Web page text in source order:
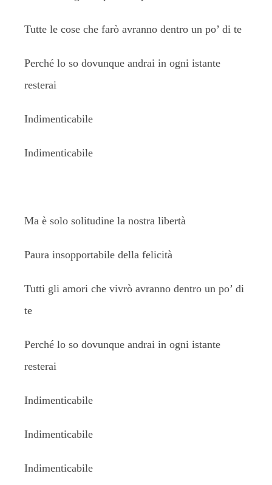
Tutte le cose che farò avranno dentro un po’ di te
Perché lo so dovunque andrai in ogni istante
resterai
Indimenticabile
Indimenticabile
Ma è solo solitudine la nostra libertà
Paura insopportabile della felicità
Tutti gli amori che vivrò avranno dentro un po’ di
te
Perché lo so dovunque andrai in ogni istante
resterai
Indimenticabile
Indimenticabile
Indimenticabile